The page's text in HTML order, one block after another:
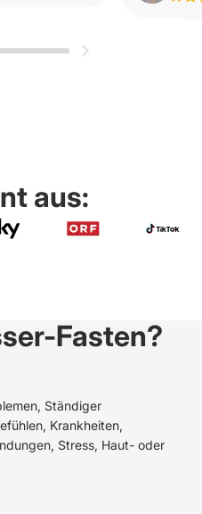
aus:
Fasten?
Ständiger
Krankheiten,
Stress, Haut- oder